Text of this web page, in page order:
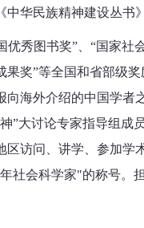
华民族精神建设丛书
秀图书奖”、“国家社
果奖”等全国和省部级
向海外介绍的中国学者
”大讨论专家指导组成
区访问、讲学、参加
社会科学家"的称号。